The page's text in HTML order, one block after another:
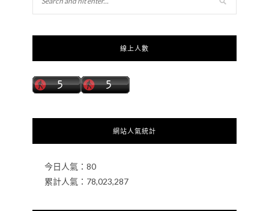
線上人數
網站人氣統計
今日人氣： 80
累計人氣： 78,023,287